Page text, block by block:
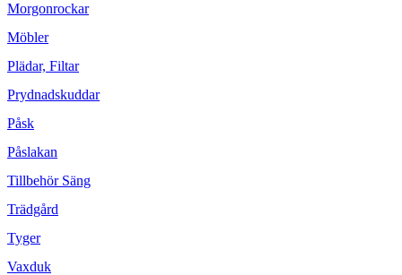
Morgonrockar
Möbler
Plädar, Filtar
Prydnadskuddar
Påsk
Påslakan
Tillbehör Säng
Trädgård
Tyger
Vaxduk